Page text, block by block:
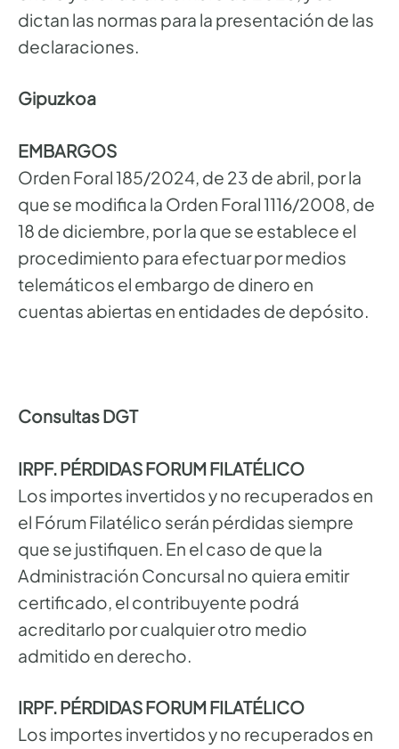
dictan las normas para la presentación de las
declaraciones.
Gipuzkoa
EMBARGOS
Orden Foral 185/2024, de 23 de abril, por la
que se modifica la Orden Foral 1116/2008, de
18 de diciembre, por la que se establece el
procedimiento para efectuar por medios
telemáticos el embargo de dinero en
cuentas abiertas en entidades de depósito.
Consultas DGT
IRPF. PÉRDIDAS FORUM FILATÉLICO
Los importes invertidos y no recuperados en
el Fórum Filatélico serán pérdidas siempre
que se justifiquen. En el caso de que la
Administración Concursal no quiera emitir
certificado, el contribuyente podrá
acreditarlo por cualquier otro medio
admitido en derecho.
IRPF. PÉRDIDAS FORUM FILATÉLICO
Los importes invertidos y no recuperados en